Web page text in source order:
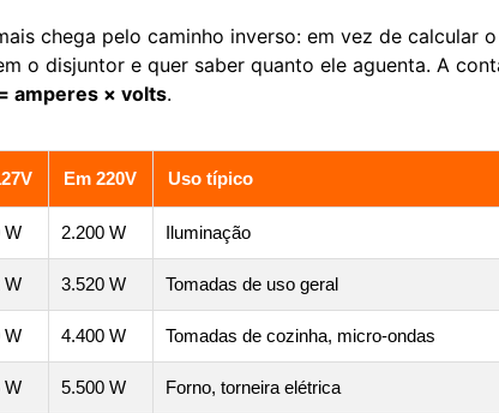
chega pelo caminho inverso: em vez de calcular
o disjuntor e quer saber quanto ele aguenta. A
amperes × volts.
Em 220V Uso típico
W 2.200 W Iluminação
W 3.520 W Tomadas de uso geral
W 4.400 W Tomadas de cozinha, micro-ondas
W 5.500 W Forno, torneira elétrica